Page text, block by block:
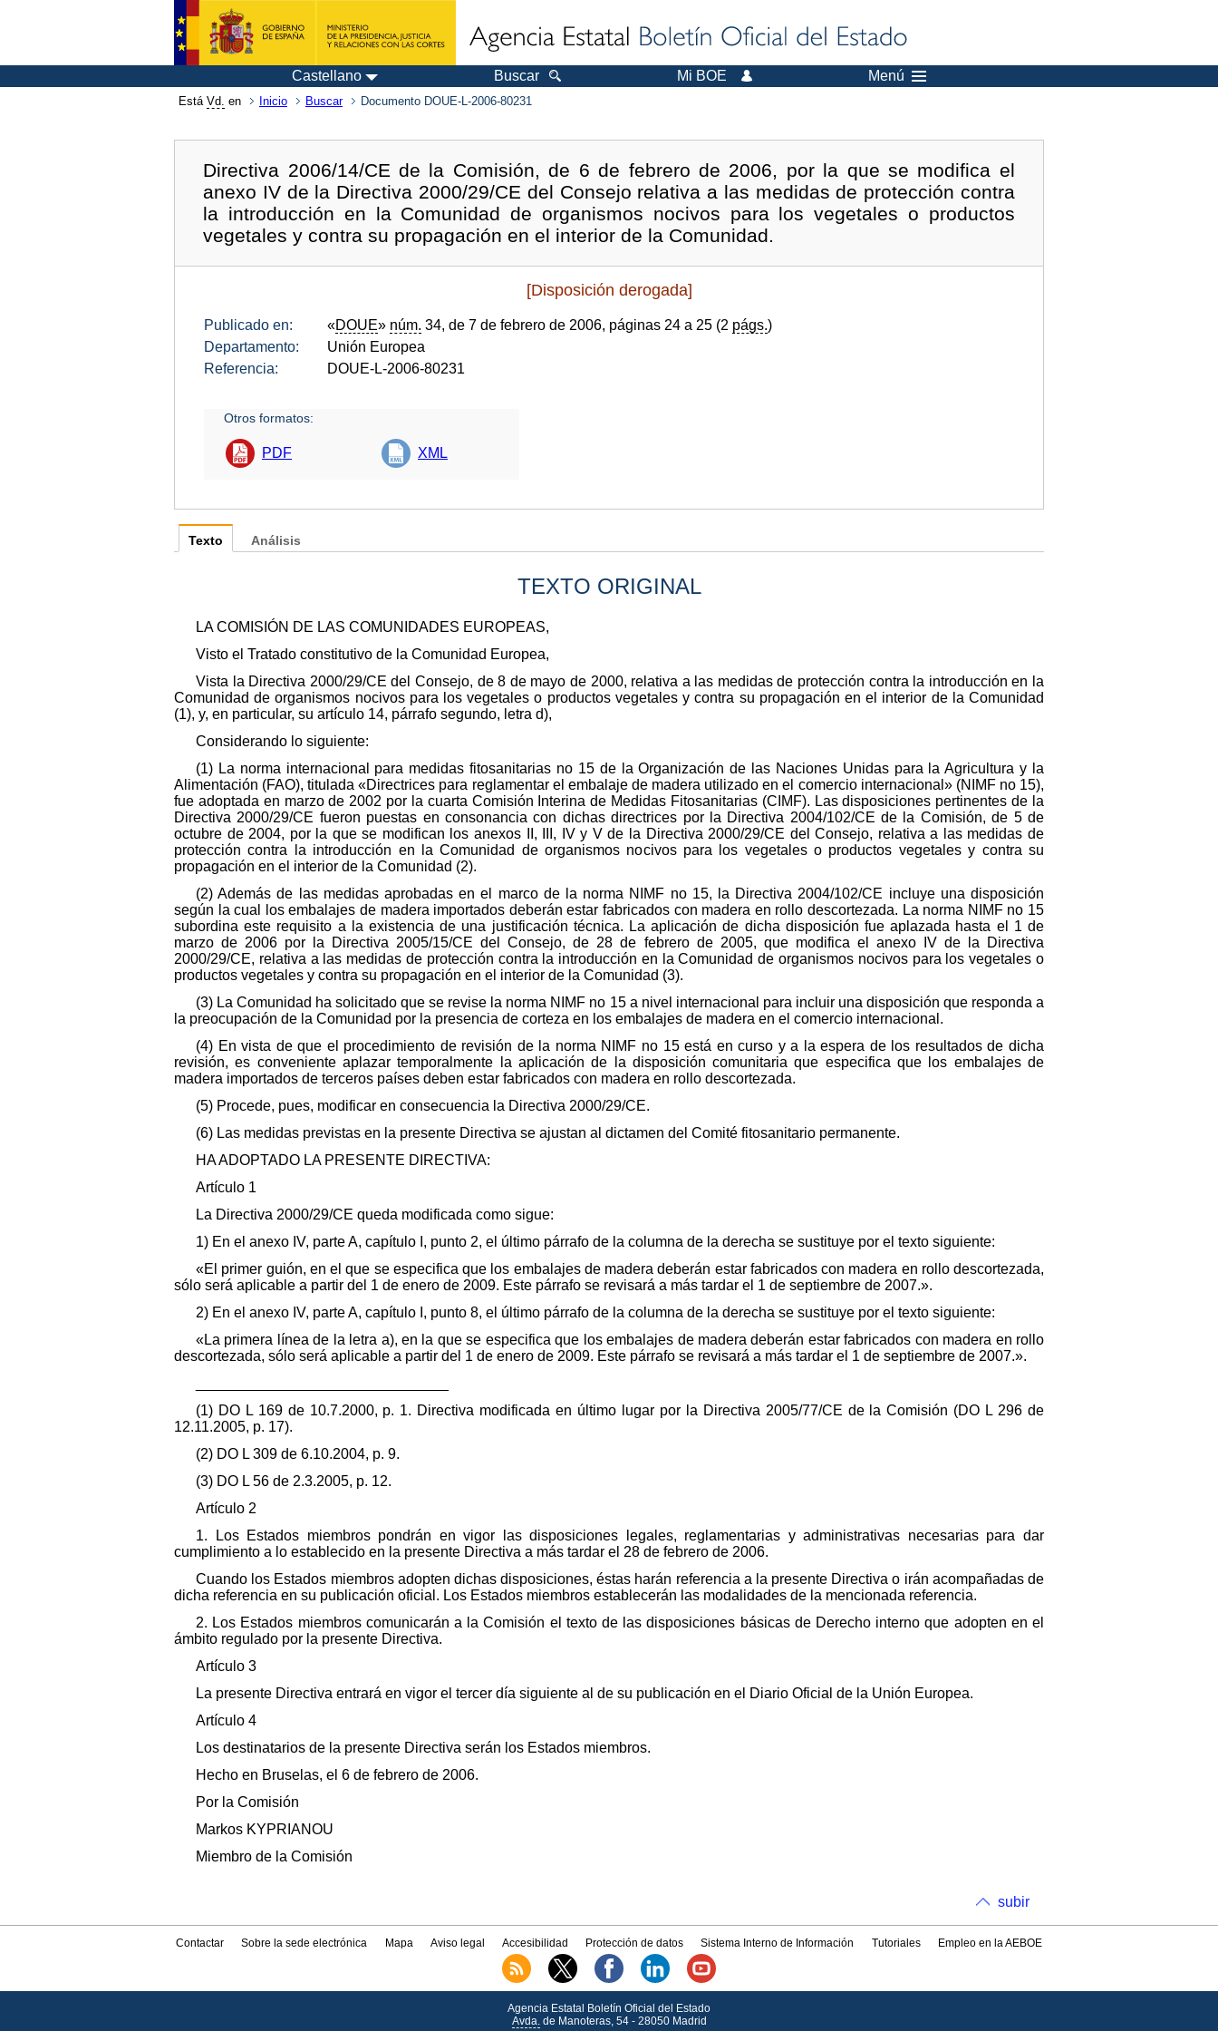
Castellano Buscar Mi BOE Menú
Está Vd. en Inicio Buscar Documento DOUE-L-2006-80231
Directiva 2006/14/CE de la Comisión, de 6 de febrero de 2006, por la que se modifica el
anexo IV de la Directiva 2000/29/CE del Consejo relativa a las medidas de protección contra
la introducción en la Comunidad de organismos nocivos para los vegetales o productos
vegetales y contra su propagación en el interior de la Comunidad.
[Disposición derogada]
Publicado en: «DOUE» núm. 34, de 7 de febrero de 2006, páginas 24 a 25 (2 págs.)
Departamento:
Unión Europea
Referencia:
DOUE-L-2006-80231
Otros formatos:
PDF XML
Texto
TEXTO ORIGINAL
LA COMISIÓN DE LAS COMUNIDADES EUROPEAS,
Visto el Tratado constitutivo de la Comunidad Europea,
Vista la Directiva 2000/29/CE del Consejo, de 8 de mayo de 2000, relativa a las medidas de protección contra la introducción en la
Comunidad de organismos nocivos para los vegetales o productos vegetales y contra su propagación en el interior de la Comunidad
(1), y, en particular, su artículo 14, párrafo segundo, letra d),
Considerando lo siguiente:
(1) La norma internacional para medidas fitosanitarias no 15 de la Organización de las Naciones Unidas para la Agricultura y la
Alimentación (FAO), titulada «Directrices para reglamentar el embalaje de madera utilizado en el comercio internacional» (NIMF no 15),
fue adoptada en marzo de 2002 por la cuarta Comisión Interina de Medidas Fitosanitarias (CIMF). Las disposiciones pertinentes de la
Directiva 2000/29/CE fueron puestas en consonancia con dichas directrices por la Directiva 2004/102/CE de la Comisión, de 5 de
octubre de 2004, por la que se modifican los anexos II, III, IV y V de la Directiva 2000/29/CE del Consejo, relativa a las medidas de
protección contra la introducción en la Comunidad de organismos nocivos para los vegetales o productos vegetales y contra su
propagación en el interior de la Comunidad (2).
(2) Además de las medidas aprobadas en el marco de la norma NIMF no 15, la Directiva 2004/102/CE incluye una disposición
según la cual los embalajes de madera importados deberán estar fabricados con madera en rollo descortezada. La norma NIMF no 15
subordina este requisito a la existencia de una justificación técnica. La aplicación de dicha disposición fue aplazada hasta el 1 de
marzo de 2006 por la Directiva 2005/15/CE del Consejo, de 28 de febrero de 2005, que modifica el anexo IV de la Directiva
2000/29/CE, relativa a las medidas de protección contra la introducción en la Comunidad de organismos nocivos para los vegetales o
productos vegetales y contra su propagación en el interior de la Comunidad (3).
(3) La Comunidad ha solicitado que se revise la norma NIMF no 15 a nivel internacional para incluir una disposición que responda a
la preocupación de la Comunidad por la presencia de corteza en los embalajes de madera en el comercio internacional.
(4) En vista de que el procedimiento de revisión de la norma NIMF no 15 está en curso y a la espera de los resultados de dicha
revisión, es conveniente aplazar temporalmente la aplicación de la disposición comunitaria que especifica que los embalajes de
madera importados de terceros países deben estar fabricados con madera en rollo descortezada.
(5) Procede, pues, modificar en consecuencia la Directiva 2000/29/CE.
(6) Las medidas previstas en la presente Directiva se ajustan al dictamen del Comité fitosanitario permanente.
HA ADOPTADO LA PRESENTE DIRECTIVA:
Artículo 1
La Directiva 2000/29/CE queda modificada como sigue:
1) En el anexo IV, parte A, capítulo I, punto 2, el último párrafo de la columna de la derecha se sustituye por el texto siguiente:
«El primer guión, en el que se especifica que los embalajes de madera deberán estar fabricados con madera en rollo descortezada,
sólo será aplicable a partir del 1 de enero de 2009. Este párrafo se revisará a más tardar el 1 de septiembre de 2007.».
2) En el anexo IV, parte A, capítulo I, punto 8, el último párrafo de la columna de la derecha se sustituye por el texto siguiente:
«La primera línea de la letra a), en la que se especifica que los embalajes de madera deberán estar fabricados con madera en rollo
descortezada, sólo será aplicable a partir del 1 de enero de 2009. Este párrafo se revisará a más tardar el 1 de septiembre de 2007.».
(1) DO L 169 de 10.7.2000, p. 1. Directiva modificada en último lugar por la Directiva 2005/77/CE de la Comisión (DO L 296 de
12.11.2005, p. 17).
(2) DO L 309 de 6.10.2004, p. 9.
(3) DO L 56 de 2.3.2005, p. 12.
Artículo 2
1. Los Estados miembros pondrán en vigor las disposiciones legales, reglamentarias y administrativas necesarias para dar
cumplimiento a lo establecido en la presente Directiva a más tardar el 28 de febrero de 2006.
Cuando los Estados miembros adopten dichas disposiciones, éstas harán referencia a la presente Directiva o irán acompañadas de
dicha referencia en su publicación oficial. Los Estados miembros establecerán las modalidades de la mencionada referencia.
2. Los Estados miembros comunicarán a la Comisión el texto de las disposiciones básicas de Derecho interno que adopten en el
ámbito regulado por la presente Directiva.
Artículo 3
La presente Directiva entrará en vigor el tercer día siguiente al de su publicación en el Diario Oficial de la Unión Europea.
Artículo 4
Los destinatarios de la presente Directiva serán los Estados miembros.
Hecho en Bruselas, el 6 de febrero de 2006.
Por la Comisión
Markos KYPRIANOU
Miembro de la Comisión
Análisis
subir
Contactar Sobre la sede electrónica Mapa Aviso legal Accesibilidad Protección de datos Sistema Interno de Información Tutoriales Empleo en la AEBOE
Agencia Estatal Boletín Oficial del Estado
Avda.de Manoteras, 54 - 28050 Madrid